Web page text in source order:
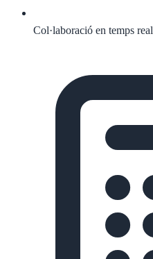
Col·laboració en temps real